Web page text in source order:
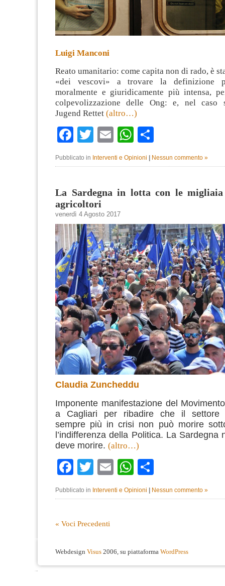
Luigi Manconi
Reato umanitario: come capita non di rado, è
«dei vescovi» a trovare la definizione
moralmente e giuridicamente più intensa,
colpevolizzazione delle Ong: e, nel caso
Jugend Rettet (altro…)
Facebook
TwitterEmailWhatsApp
Pubblicato in Interventi e Opinioni Nessun commento »
La Sardegna in lotta con le
agricoltori
venerdì 4 Agosto 2017
Claudia Zuncheddu
Imponente manifestazione del
a Cagliari per ribadire che il settore
sempre più in crisi non può morire
l’indifferenza della Politica. La Sardegna
deve morire. (altro…)
Facebook
Twitter
EmailWhatsApp
Pubblicato in Interventi e Opinioni | Nessun commento »
« Voci Precedenti
Webdesign Visus 2006, su piattaforma WordPress